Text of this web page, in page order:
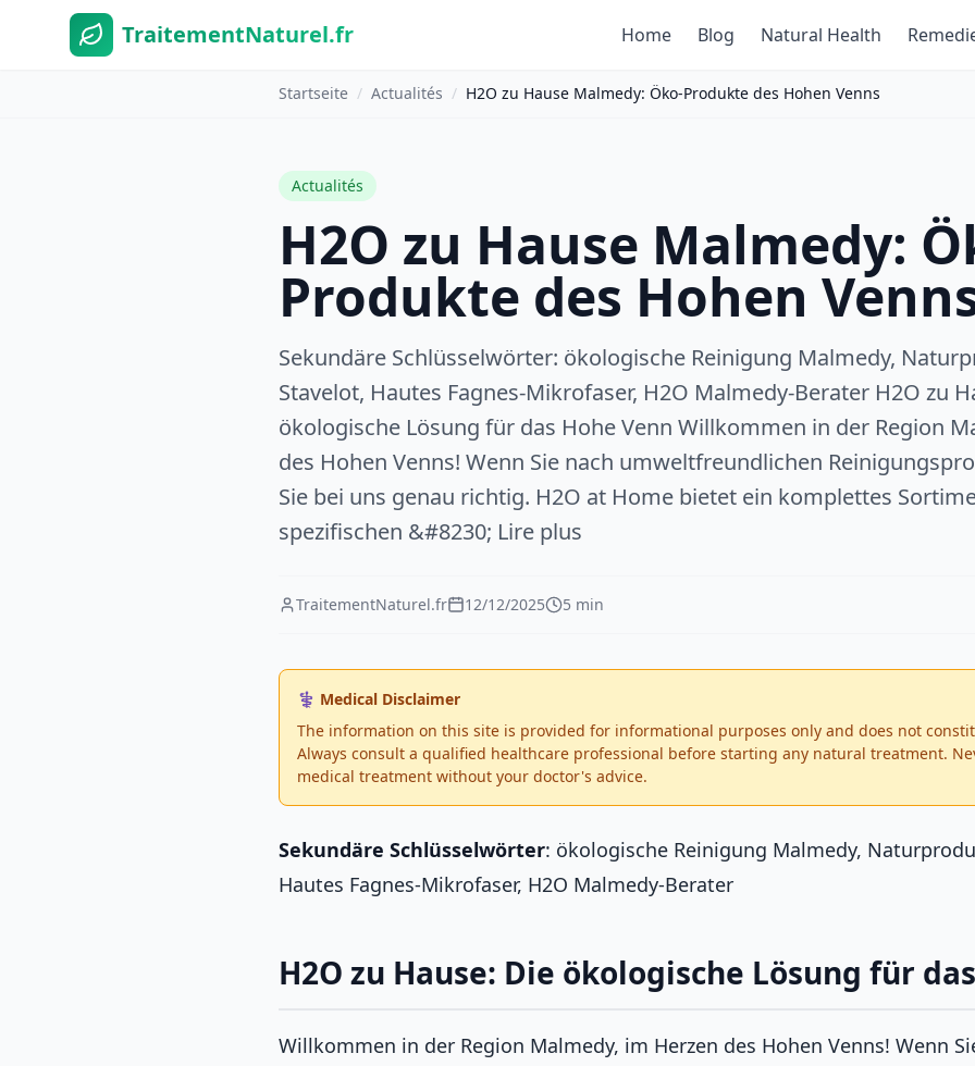
TraitementNaturel.fr Home Blog Natural Health
Startseite / Actualités / H2O zu Hause Malmedy: Öko-Produkte des Hohen Venns
Actualités
H2O zu Hause Malmedy:
Produkte des Hohen
Sekundäre Schlüsselwörter: ökologische Reinigung Malmedy,
Stavelot, Hautes Fagnes-Mikrofaser, H2O Malmedy-Berater H2O zu
ökologische Lösung für das Hohe Venn Willkommen in der Region
des Hohen Venns! Wenn Sie nach umweltfreundlichen
Sie bei uns genau richtig. H2O at Home bietet ein komplettes
spezifischen &#8230; Lire plus
TraitementNaturel.fr 12/12/2025 5 min
⚕️ Medical Disclaimer
The information on this site is provided for informational purposes only and does not
Always consult a qualified healthcare professional before starting any natural treatment.
medical treatment without your doctor's advice.
Sekundäre Schlüsselwörter: ökologische Reinigung Malmedy,
Hautes Fagnes-Mikrofaser, H2O Malmedy-Berater
H2O zu Hause: Die ökologische Lösung für
Willkommen in der Region Malmedy, im Herzen des Hohen Venns! Wenn